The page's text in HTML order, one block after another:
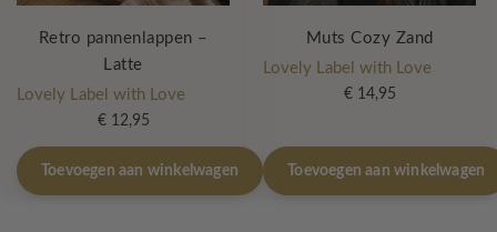
Retro pannenlappen –
Latte
Lovely Label with Love
€12,95
Toevoegen aan winkelwagen
Muts Cozy Zand
Lovely Label with Love
€14,95
Toevoegen aan winkelwagen